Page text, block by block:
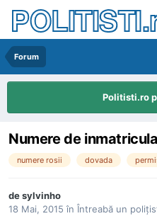
Forum
Politisti.ro
Numere de
numere rosii dovada
desylvinho
18 Mai, 2015 în Întreabă un